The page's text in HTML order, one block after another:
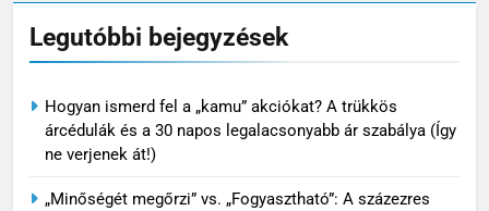
Legutóbbi bejegyzések
Hogyan ismerd fel a „kamu” akciókat? A trükkös
árcédulák és a 30 napos legalacsonyabb ár szabálya (Így
ne verjenek át!)
„Minőségét megőrzi” vs. „Fogyasztható”: A százezres